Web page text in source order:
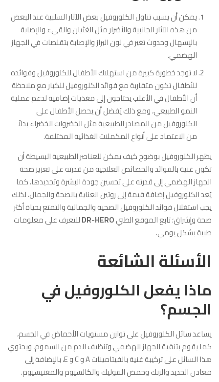
يمكن أن يسبب تناول الكلوروفيل بعض الآثار السلبية عند البعض
من هذه الآثار الجانبية والأضرار مثل الغثيان والقيء والإصابة
بالإسهال وحدوث تغير في لون البراز والإصابة بتقلصات في الجهاز
الهضمي.
لا توجد خطورة كبيرة من استهلاك الأطفال للكلوروفيل وفوائده
للأطفال تكون متقاربة مع فوائد الكلوروفيل للكبار مع ملاحظة
أن الأطفال في الأغلب يحتاجون إلى مغذيات إضافية لدعم عملية
النمو الطبيعي، ومع ذلك يُفضل أن يحصل الأطفال على
الكلوروفيل من المصادر الطبيعية مثل الخضروات الخضراء بدلاً
من الاعتماد على أنواع المكملات الغذائية المختلفة.
يظهر الكلوروفيل بوضوح كيف يمكن للعناصر الطبيعية البسيطة أن
تكون غنية بالفوائد والخصائص العلاجية من قدرته على تعزيز صحة
الجهاز الهضمي إلى قدرته على تحسين جودة البشرة وتجديدها، كما
يُعد الكلوروفيل إضافة قيمة إلى روتين العناية بالصحة والجمال، لذلك
يجب استغلال فوائد الكلوروفيل الصحية والجمالية والتمتع بحياة أكثر
صحة وإشراق؛ تابع الموقع الطبيDR-HEROللتعرف على معلومات
طبية بشكل يومي.
الأسئلة الشائعة
ماذا يفعل الكلوروفيل في
الجسم؟
يساعد سائل الكلوروفيل على توازن مستويات الأحماض في الجسم،
كما يقوم بتنقية الجهاز الهضمي وتنظيف الدم من السموم، ويحتوي
هذا السائل على تركيبة غنية بالفيتامينات A و C و E، بالإضافة إلى
معادن الحديد والزنك وحمض الفوليك والكالسيوم والمغنيسيوم.